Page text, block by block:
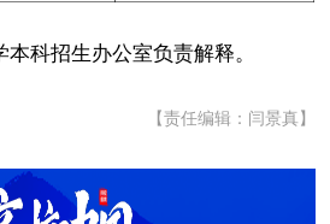
科招生办公室负责解释。
【责任编辑：闫景真】